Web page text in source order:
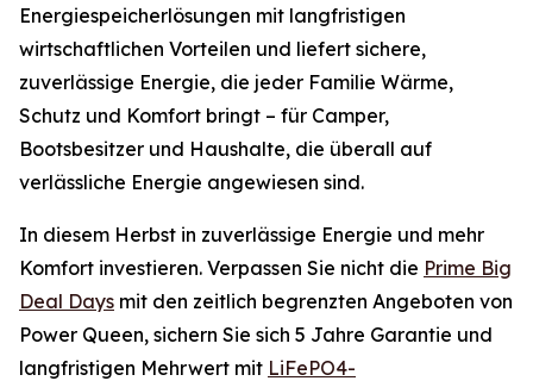
Energiespeicherlösungen mit langfristigen
wirtschaftlichen Vorteilen und liefert sichere,
zuverlässige Energie, die jeder Familie Wärme,
Schutz und Komfort bringt – für Camper,
Bootsbesitzer und Haushalte, die überall auf
verlässliche Energie angewiesen sind.
In diesem Herbst in zuverlässige Energie und mehr
Komfort investieren. Verpassen Sie nicht die Prime Big
Deal Days mit den zeitlich begrenzten Angeboten von
Power Queen, sichern Sie sich 5 Jahre Garantie und
langfristigen Mehrwert mit LiFePO4-